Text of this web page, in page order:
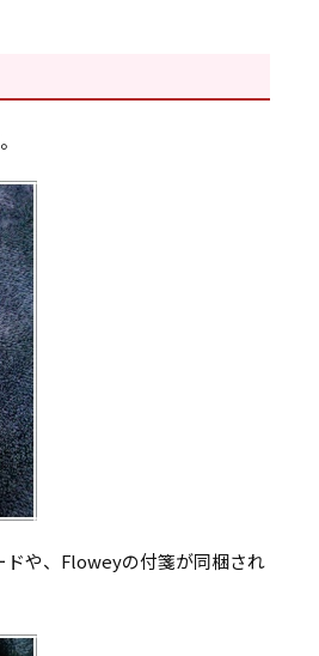
ドや、Floweyの付箋が同梱され